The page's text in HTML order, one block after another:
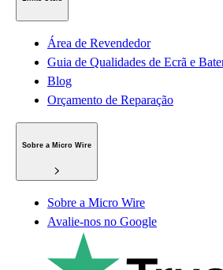
Área de Revendedor
Guia de Qualidades de Ecrã e
Blog
Orçamento de Reparação
Sobre a Micro Wire
Sobre a Micro Wire
Avalie-nos no Google